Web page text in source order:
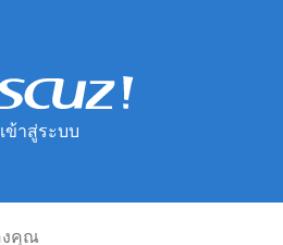
เข้าสู่ระบบ